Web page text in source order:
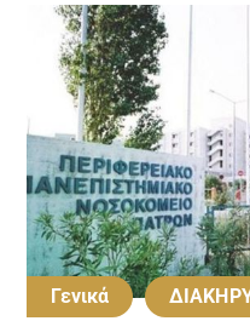
Γενικά